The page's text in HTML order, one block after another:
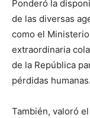
Ponderó la
de las diversas
como el
extraordinaria
de la República
pérdidas humanas.
También, valoró